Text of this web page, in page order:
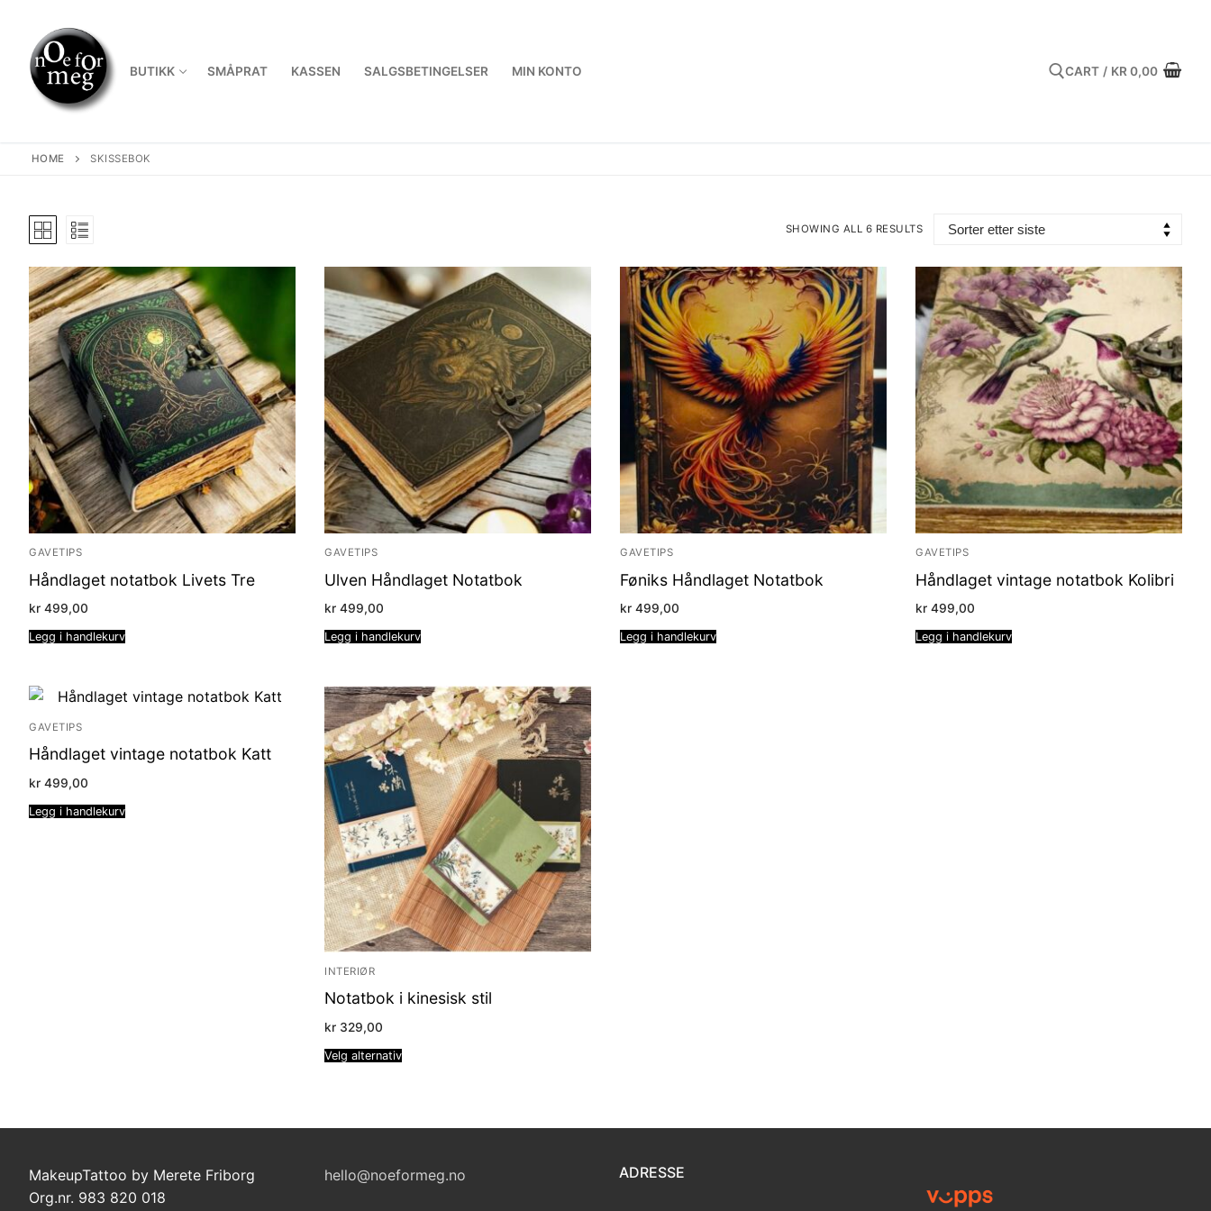
content
BUTIKK SMÅPRAT KASSEN SALGSBETINGELSER MIN KONTO CART / KR 0,00
HOME SKISSEBOK
SHOWING ALL 6 RESULTS
SORTED
GAVETIPS
Håndlaget notatbok Livets Tre
kr 499,00
Legg i handlekurv
GAVETIPS
Ulven Håndlaget Notatbok
kr 499,00
Legg i handlekurv
GAVETIPS
Føniks Håndlaget Notatbok
kr 499,00
Legg i handlekurv
GAVETIPS
Håndlaget vintage notatbok Kolibri
kr 499,00
Legg i handlekurv
GAVETIPS
Håndlaget vintage notatbok Katt
kr 499,00
Legg i handlekurv
INTERIØR
Notatbok i kinesisk stil
kr 329,00
Velg alternativ
MakeupTattoo by Merete Friborg
Org.nr. 983 820 018
hello@noeformeg.no ADRESSE